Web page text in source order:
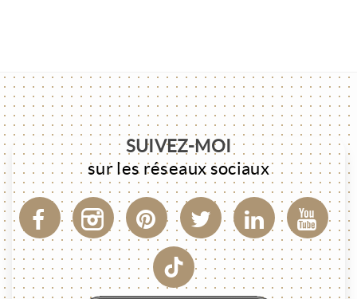
SUIVEZ-MOI
sur les réseaux sociaux